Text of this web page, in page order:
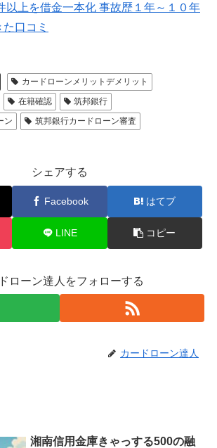
以上を借金一本化 事故歴１年～１０年
口コミ
カードローンメリットデメリット
在籍確認
筑邦銀行
ン
筑邦銀行カードローン審査
シェアする
Facebook はてブ
LINE コピー
ローン達人をフォローする
カードローン達人
湘南信用金庫きゃっする500の融